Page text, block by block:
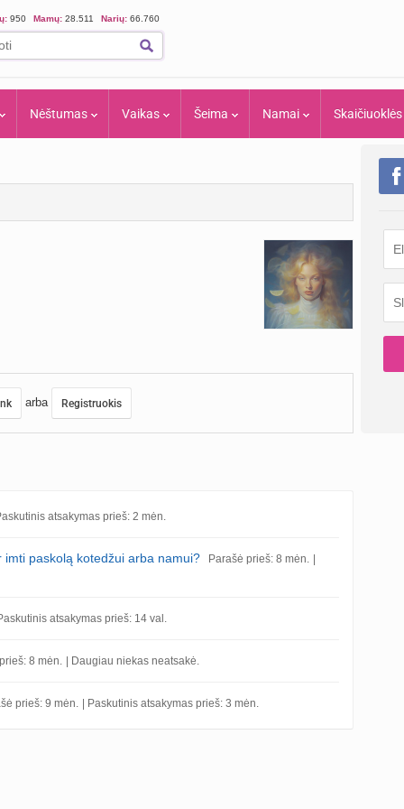
950 Mamų: 28.511 Narių: 66.760
Nėštumas Vaikas Šeima Namai Skaičiuoklės
arba Registruokis
atsakymas prieš: 2 mėn.
paskolą kotedžui arba namui? Parašė prieš: 8 mėn.
Paskutinis atsakymas prieš: 14 val.
8 mėn. | Daugiau niekas neatsakė.
prieš: 9 mėn. | Paskutinis atsakymas prieš: 3 mėn.